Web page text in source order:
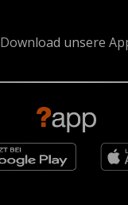
Download unsere